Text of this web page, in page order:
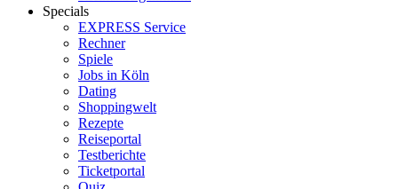
Specials
EXPRESS Service
Rechner
Spiele
Jobs in Köln
Dating
Shoppingwelt
Rezepte
Reiseportal
Testberichte
Ticketportal